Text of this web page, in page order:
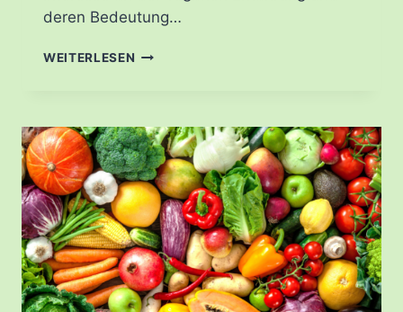
deren Bedeutung…
WEITERLESEN WORKSHOP-
VHS
FRANKFURT
“EINFÜHRUNG
IN
DIE
VEGANE
SPORTERNÄHRUNG”